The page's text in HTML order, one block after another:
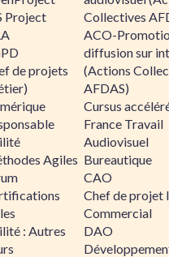
Project
de projets
Agiles
: Autres
Collectives
ACO-
diffusion sur
(Actions
AFDAS)
Cursus
France Travail
Audiovisuel
Bureautique
CAO
Chef de projet
Commercial
DAO